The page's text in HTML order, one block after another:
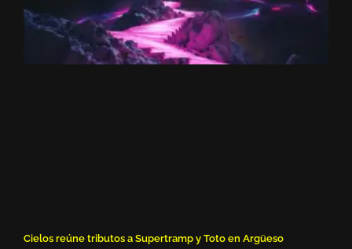
Cielos reúne tributos a Supertramp y Toto en Argüeso